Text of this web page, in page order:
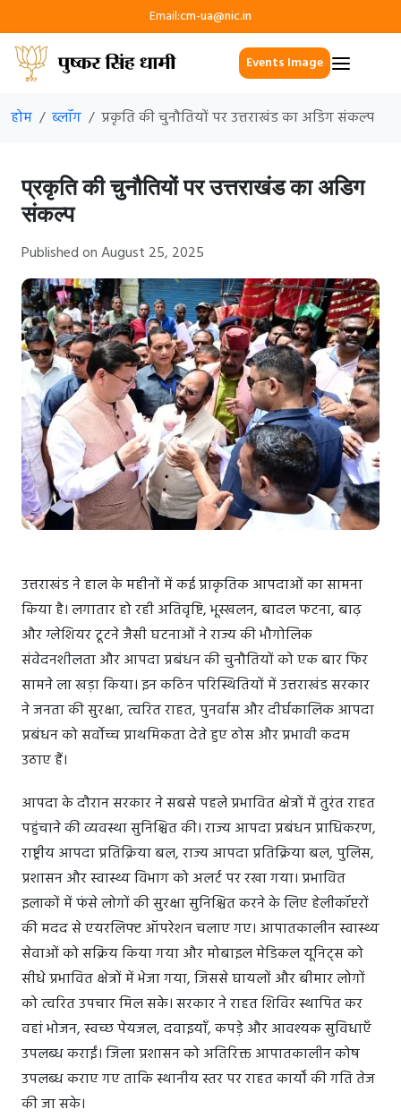
Email:cm-ua@nic.in
Events Image
होम ब्लॉग प्रकृति की चुनौतियों पर उत्तराखंड का अडिग संकल्प
प्रकृति की चुनौतियों पर उत्तराखंड का अडिग
संकल्प
Published on August 25, 2025
उत्तराखंड ने हाल के महीनों में कई प्राकृतिक आपदाओं का सामना
किया है। लगातार हो रही अतिवृष्टि, भूस्खलन, बादल फटना, बाढ़
और ग्लेशियर टूटने जैसी घटनाओं ने राज्य की भौगोलिक
संवेदनशीलता और आपदा प्रबंधन की चुनौतियों को एक बार फिर
सामने ला खड़ा किया। इन कठिन परिस्थितियों में उत्तराखंड सरकार
ने जनता की सुरक्षा, त्वरित राहत, पुनर्वास और दीर्घकालिक आपदा
प्रबंधन को सर्वोच्च प्राथमिकता देते हुए ठोस और प्रभावी कदम
उठाए हैं।
आपदा के दौरान सरकार ने सबसे पहले प्रभावित क्षेत्रों में तुरंत राहत
पहुंचाने की व्यवस्था सुनिश्चित की। राज्य आपदा प्रबंधन प्राधिकरण,
राष्ट्रीय आपदा प्रतिक्रिया बल, राज्य आपदा प्रतिक्रिया बल, पुलिस,
प्रशासन और स्वास्थ्य विभाग को अलर्ट पर रखा गया। प्रभावित
इलाकों में फंसे लोगों की सुरक्षा सुनिश्चित करने के लिए हेलीकॉप्टरों
की मदद से एयरलिफ्ट ऑपरेशन चलाए गए। आपातकालीन स्वास्थ्य
सेवाओं को सक्रिय किया गया और मोबाइल मेडिकल यूनिट्स को
सीधे प्रभावित क्षेत्रों में भेजा गया, जिससे घायलों और बीमार लोगों
को त्वरित उपचार मिल सके। सरकार ने राहत शिविर स्थापित कर
वहां भोजन, स्वच्छ पेयजल, दवाइयाँ, कपड़े और आवश्यक सुविधाएँ
उपलब्ध कराईं। जिला प्रशासन को अतिरिक्त आपातकालीन कोष
उपलब्ध कराए गए ताकि स्थानीय स्तर पर राहत कार्यों की गति तेज
की जा सके।